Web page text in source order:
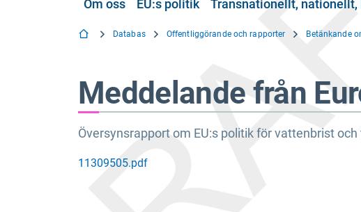
Om oss EU:s politik Transnationellt, nationellt,
Databas Offentliggörande och rapporter
Meddelande från
Översynsrapport om EU:s politik för vattenbrist och
11309505.pdf